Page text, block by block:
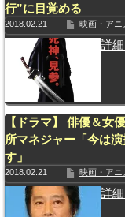
行”に目覚める
2018.02.21 映画・アニ
詳
【ドラマ】 俳優＆女
所マネジャー「今は
す」
2018.02.21 映画・アニ
詳